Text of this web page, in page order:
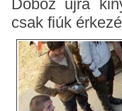
Doboz újra
csak fiúk